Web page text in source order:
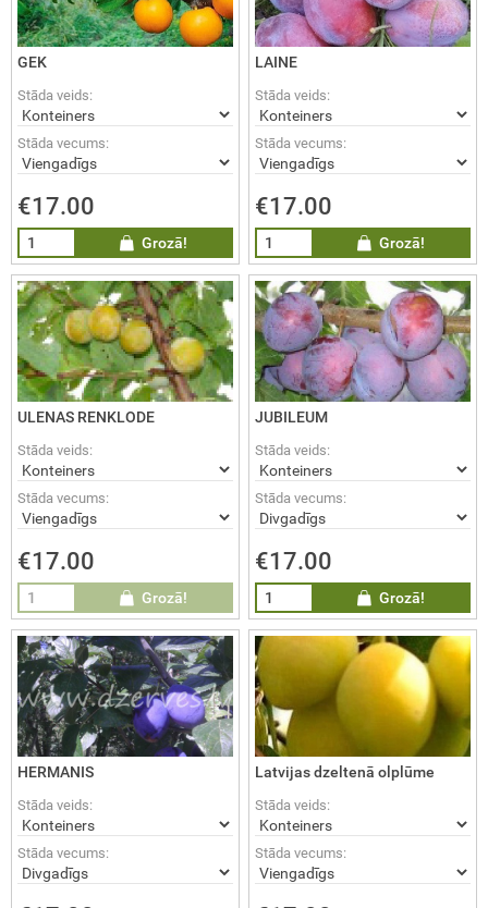
GEK
Stāda veids:
Stāda vecums:
€17.00
Grozā!
LAINE
Stāda veids:
Stāda vecums:
€17.00
Grozā!
ULENAS RENKLODE
Stāda veids:
Stāda vecums:
€17.00
Grozā!
JUBILEUM
Stāda veids:
Stāda vecums:
€17.00
Grozā!
HERMANIS
Stāda veids:
Stāda vecums:
Latvijas dzeltenā olplūme
Stāda veids:
Stāda vecums:
/ Sorbus
/ Vaccinium
/ Ribes
/ Thuja
EGLES